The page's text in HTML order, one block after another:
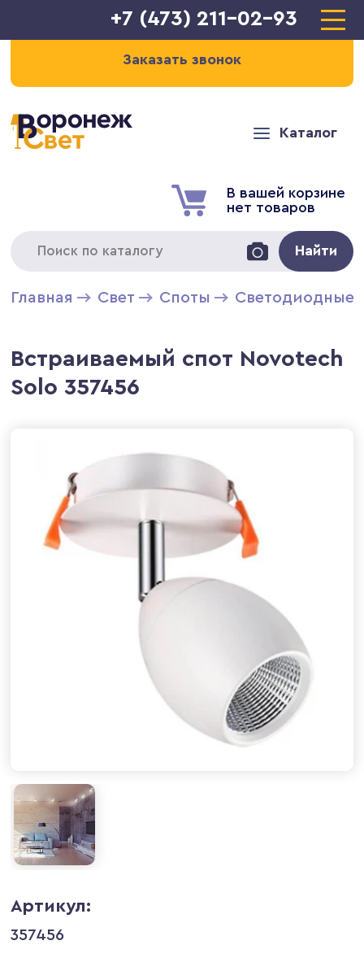
+7 (473) 211-02-93
Заказать звонок
Каталог
В вашей корзине
нет товаров
Найти
Главная Свет Cпоты Светодиодные
Встраиваемый спот Novotech
Solo 357456
Артикул:
357456